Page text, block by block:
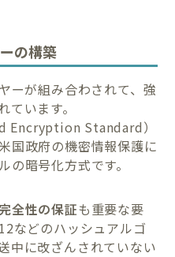
の構築
ーが組み合わされて、強
います。
Encryption Standard）
国政府の機密情報保護に
暗号化方式です。
全性の保証も重要な要
などのハッシュアルゴ
中に改ざんされていない